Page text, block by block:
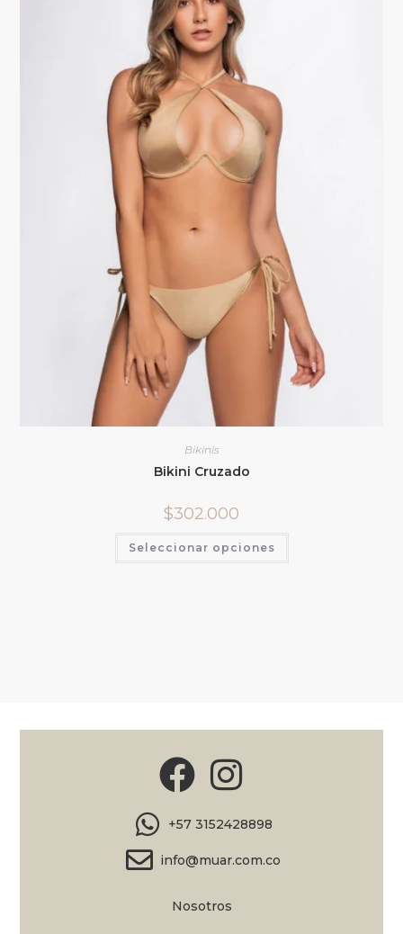
Bikinis
Bikini Cruzado
$302.000
Seleccionar opciones
+57 3152428898
info@muar.com.co
Nosotros